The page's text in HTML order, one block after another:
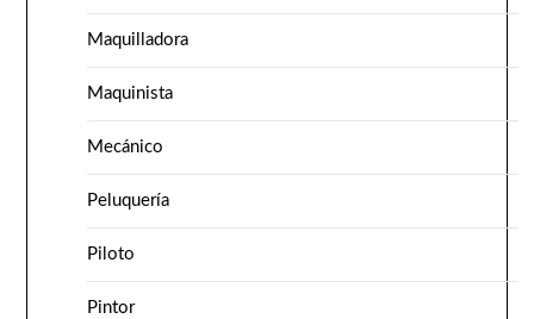
Maquilladora
Maquinista
Mecánico
Peluquería
Piloto
Pintor